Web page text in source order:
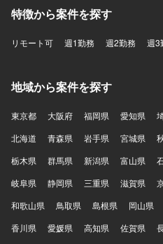
特徴から案件を探す
リモート可 週1勤務 週2勤務 週3
地域から案件を探す
東京都 大阪府 福岡県 愛知県
北海道
青森県 岩手県 宮城県
栃木県
群馬県 新潟県 富山県
岐阜県
静岡県 三重県 滋賀県
和歌山県
鳥取県 島根県 岡山県
香川県
愛媛県 高知県 佐賀県